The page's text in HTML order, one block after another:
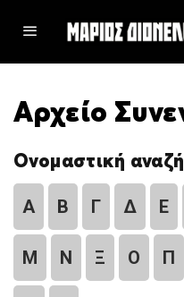
Αρχείο
Ονομαστική
Α Β Γ Δ Ε
Μ Ν Ξ Ο Π